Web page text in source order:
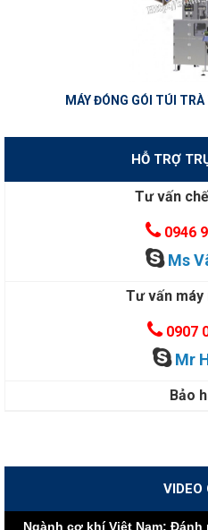
MÁY ĐÓNG GÓI TÚI
HỖ TRỢ
Tư vấn
0946
Ms
Tư vấn máy
0907
Mr
Bảo
VIDEO